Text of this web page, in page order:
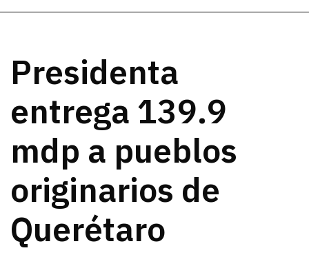
Presidenta
entrega 139.9
mdp a pueblos
originarios de
Querétaro